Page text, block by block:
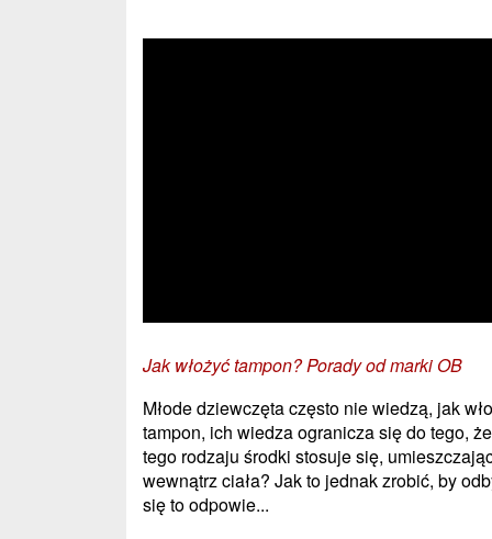
Jak włożyć tampon? Porady od marki OB
Młode dziewczęta często nie wiedzą, jak
tampon, ich wiedza ogranicza się do tego, że
tego rodzaju środki stosuje się,
wewnątrz ciała? Jak to jednak zrobić, by
się to odpowie...